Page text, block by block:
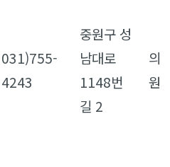
031)755-
4243
중원구 성
남대로
1148번
길 2
의
원